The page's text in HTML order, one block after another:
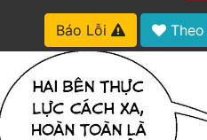
Hoàn Thành
Cổ Đại
Hiện đại
Báo Lỗi